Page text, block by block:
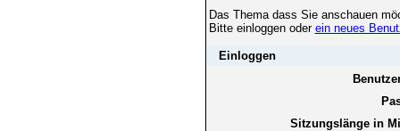
Das Thema dass Sie anschauen
Bitte einloggen oder ein neues
Einloggen
Sitzungslänge in